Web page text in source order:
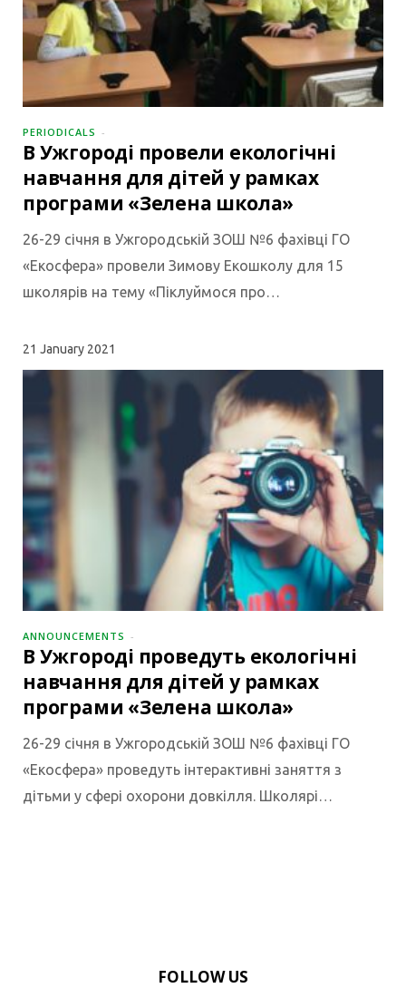
PERIODICALS
В Ужгороді провели екологічні
навчання для дітей у рамках
програми «Зелена школа»
26-29 січня в Ужгородській ЗОШ №6 фахівці ГО
«Екосфера» провели Зимову Екошколу для 15
школярів на тему «Піклуймося про…
21 January 2021
ANNOUNCEMENTS
В Ужгороді проведуть екологічні
навчання для дітей у рамках
програми «Зелена школа»
26-29 січня в Ужгородській ЗОШ №6 фахівці ГО
«Екосфера» проведуть інтерактивні заняття з
дітьми у сфері охорони довкілля. Школярі…
FOLLOW US